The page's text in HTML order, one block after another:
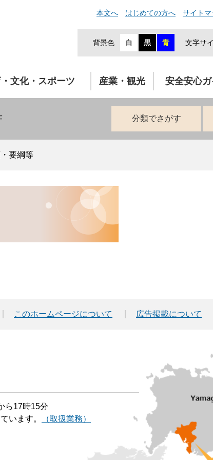
本文へ はじめての方へ サイトマ
背景色 白 黒 青 文字サ
文化・スポーツ 産業・観光 安全安心
分類でさがす
要綱等
このホームページについて 広告掲載について
ら17時15分
います。
（取扱業務）